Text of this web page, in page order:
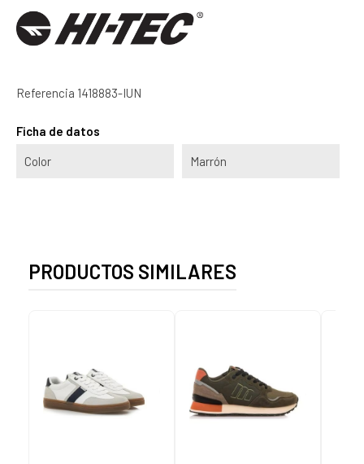
Referencia 1418883-IUN
Ficha de datos
Color Marrón
PRODUCTOS SIMILARES